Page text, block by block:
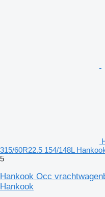
315/60R22.5 154/148L
5
Hankook Occ
Hankook